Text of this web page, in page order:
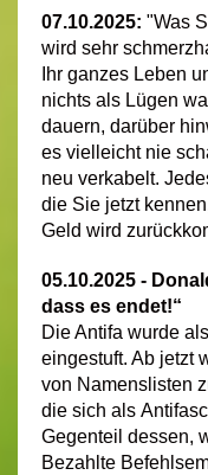
07.10.2025: "Was
wird sehr
Ihr ganzes Leben
nichts als Lügen
dauern, darüber
es vielleicht nie
neu verkabelt.
die Sie jetzt
Geld wird
05.10.2025 -
dass es endet!“
Die Antifa wurde
eingestuft. Ab jetzt
von Namenslisten
die sich als
Gegenteil dessen,
Bezahlte